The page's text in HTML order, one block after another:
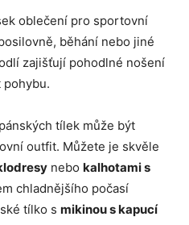
oblečení pro sportovní
běhání nebo jiné
zajišťují pohodlné nošení
pohybu.
tílek může být
outfit. Můžete je skvěle
nebo kalhotami s
chladnějšího počasí
tílko s mikinou s kapucí